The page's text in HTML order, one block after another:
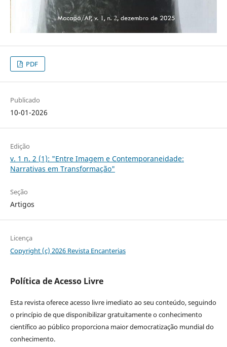
PDF
Publicado
10-01-2026
Edição
v. 1 n. 2 (1): "Entre Imagem e Contemporaneidade:
Narrativas em Transformação"
Seção
Artigos
Licença
Copyright (c) 2026 Revista Encanterias
Política de Acesso Livre
Esta revista oferece acesso livre imediato ao seu conteúdo, seguindo
o princípio de que disponibilizar gratuitamente o conhecimento
científico ao público proporciona maior democratização mundial do
conhecimento.